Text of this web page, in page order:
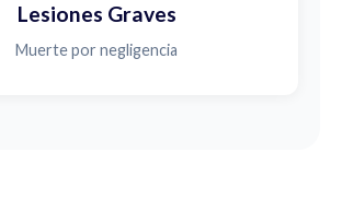
Lesiones Graves
Muerte por negligencia